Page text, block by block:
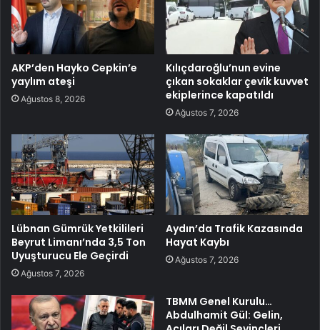
AKP’den Hayko Cepkin’e
yaylım ateşi
Ağustos 8, 2026
Kılıçdaroğlu’nun evine
çıkan sokaklar çevik kuvvet
ekiplerince kapatıldı
Ağustos 7, 2026
Lübnan Gümrük Yetkilileri
Beyrut Limanı’nda 3,5 Ton
Uyuşturucu Ele Geçirdi
Ağustos 7, 2026
Aydın’da Trafik Kazasında
Hayat Kaybı
Ağustos 7, 2026
TBMM Genel Kurulu…
Abdulhamit Gül: Gelin,